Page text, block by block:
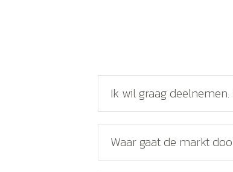
Ik wil graag
Waar gaat de markt